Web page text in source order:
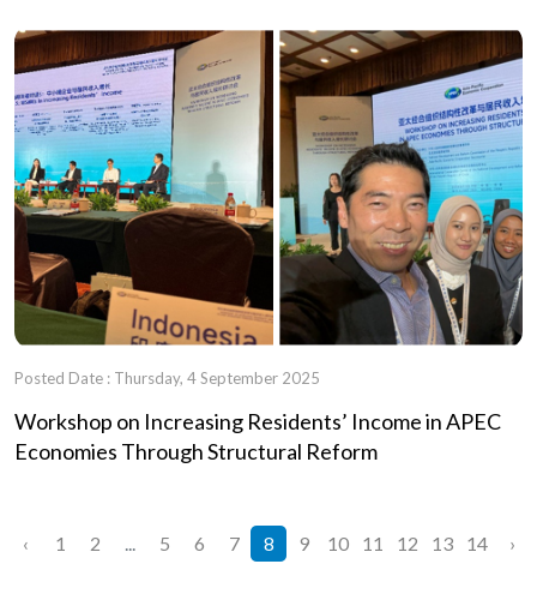
Posted Date : Thursday, 4 September 2025
Workshop on Increasing Residents’ Income in APEC
Economies Through Structural Reform
‹ 1 2 5 6 7 8 9 10 11 12 13 14 ›